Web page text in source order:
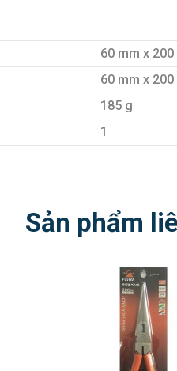
60 mm x
60 mm x
185 g
1
Sản phẩm